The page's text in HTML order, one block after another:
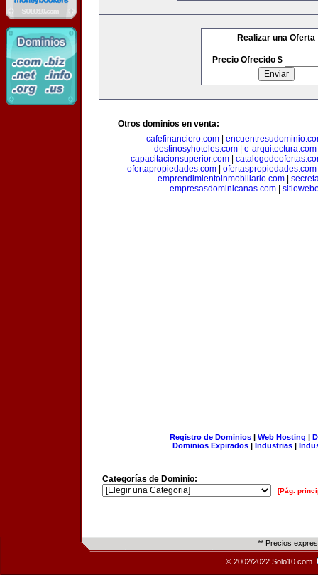
Realizar una Oferta
Precio Ofrecido $
Otros dominios en venta:
cafefinanciero.com
destinosyhoteles.com
e-arquitectura.com
capacitacionsuperior.com
ofertapropiedades.com
ofertaspropiedades.com
emprendimientoinmobiliario.com|
empresasdominicanas.com|
Registro de Dominios| Web Hosting |
Dominios Expirados | Industrias |
Categorías de Dominio:
[Pág.
** Precios
© 2002/2022 Solo10.com